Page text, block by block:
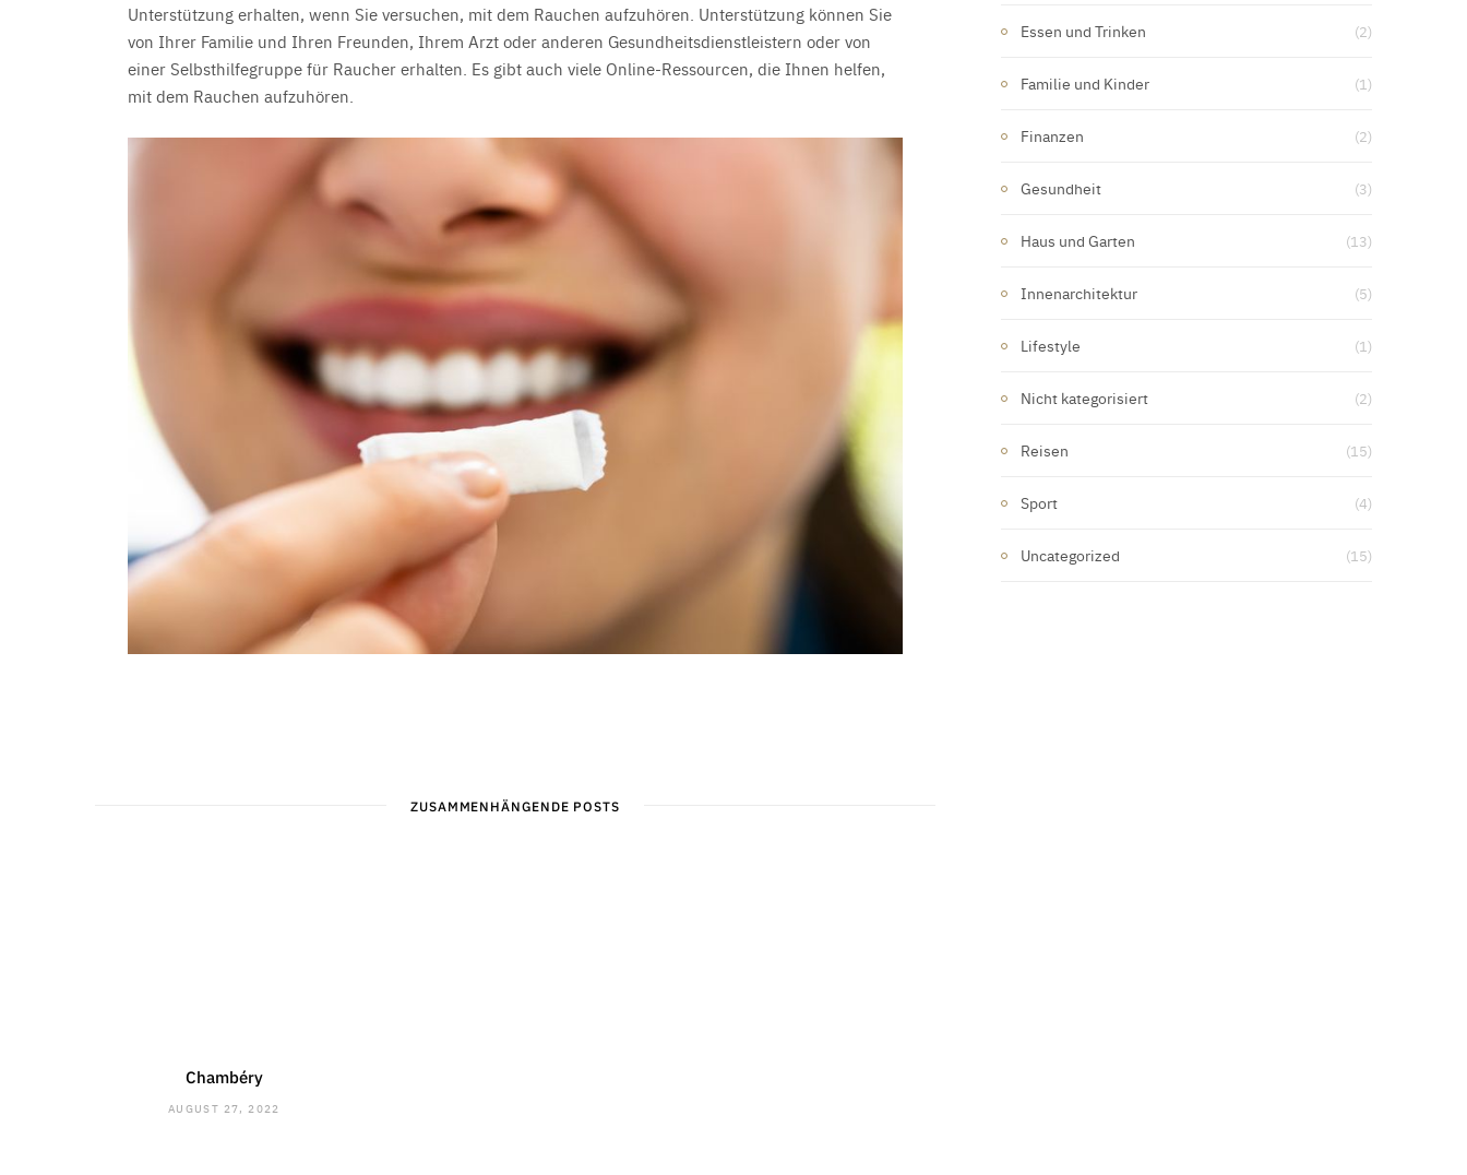
Unterstützung erhalten, wenn Sie versuchen, mit dem Rauchen aufzuhören. Unterstützung können Sie
von Ihrer Familie und Ihren Freunden, Ihrem Arzt oder anderen Gesundheitsdienstleistern oder von
einer Selbsthilfegruppe für Raucher erhalten. Es gibt auch viele Online-Ressourcen, die Ihnen helfen,
mit dem Rauchen aufzuhören.
ZUSAMMENHÄNGENDE POSTS
Chambéry
AUGUST 27, 2022
Essen und Trinken (2)
Familie und Kinder (1)
Finanzen (2)
Gesundheit (3)
Haus und Garten (13)
Innenarchitektur (5)
Lifestyle (1)
Nicht kategorisiert (2)
Reisen (15)
Sport (4)
Uncategorized (15)